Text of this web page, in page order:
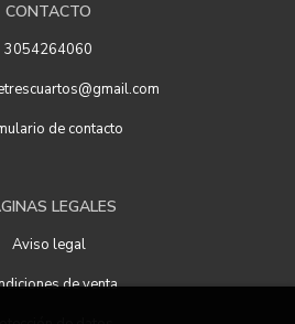
CONTACTO
3054264060
de contacto
LEGALES
Aviso legal
de venta